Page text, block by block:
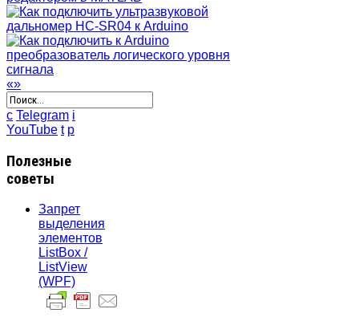
«»
c Telegram i
YouTube t p
Полезные
советы
Запрет
выделения
элементов
ListBox /
ListView
(WPF)